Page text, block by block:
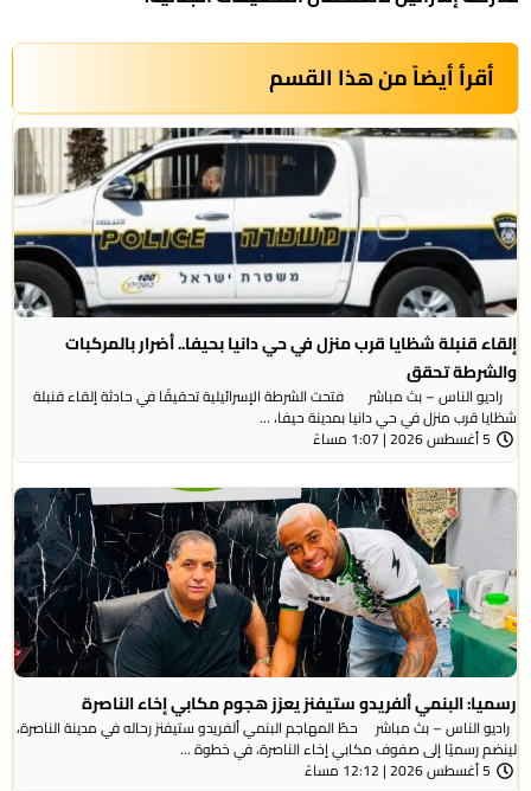
أقرأ أيضاً من هذا القسم
إلقاء قنبلة شظايا قرب منزل في حي دانيا بحيفا.. أضرار بالمركبات
والشرطة تحقق
راديو الناس – بث مباشر فتحت الشرطة الإسرائيلية تحقيقًا في حادثة إلقاء قنبلة
شظايا قرب منزل في حي دانيا بمدينة حيفا، ...
5 أغسطس 2026 | 1:07 مساءً
رسميا: البنمي ألفريدو ستيفنز يعزز هجوم مكابي إخاء الناصرة
راديو الناس – بث مباشر حطّ المهاجم البنمي ألفريدو ستيفنز رحاله في مدينة الناصرة،
لينضم رسميًا إلى صفوف مكابي إخاء الناصرة، في خطوة ...
5 أغسطس 2026 | 12:12 مساءً